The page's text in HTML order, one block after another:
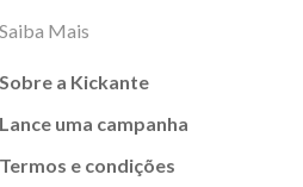
Saiba Mais
Sobre a Kickante
Lance uma campanha
Termos e condições